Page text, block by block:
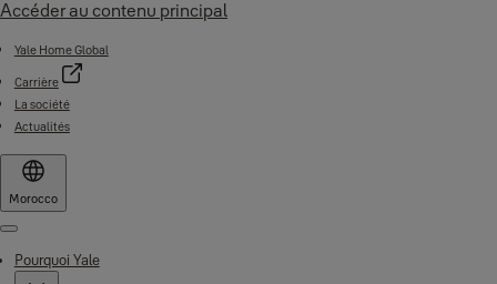
Accéder au contenu principal
Yale Home Global
Carrière
La société
Actualités
Morocco
Menu
Pourquoi Yale